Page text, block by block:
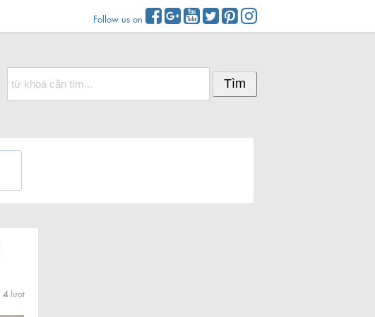
Follow us on
4lượt